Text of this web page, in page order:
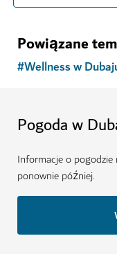
Powiązane
#Wellness w
Pogoda w
Informacje o
ponownie później.